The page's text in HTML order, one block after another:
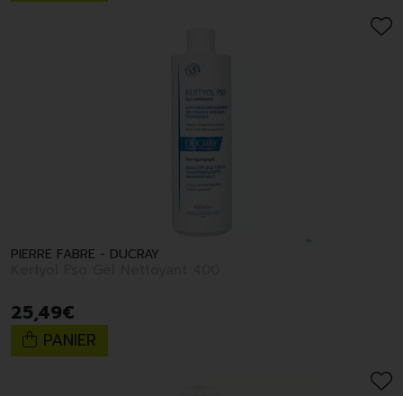
PIERRE FABRE - DUCRAY
25,49€
PANIER